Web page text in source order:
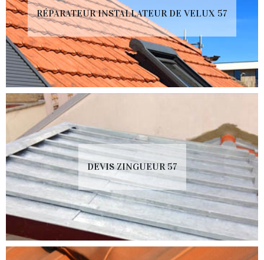
RÉPARATEUR INSTALLATEUR DE VELUX 57
DEVIS ZINGUEUR 57